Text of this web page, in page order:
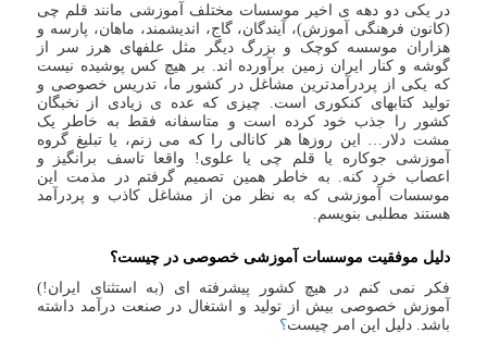
در یکی دو دهه ی اخیر موسسات مختلف آموزشی مانند قلم چی
(کانون فرهنگی آموزش)، آیندگان، گاج، اندیشمند، ماهان، پارسه و
هزاران موسسه کوچک و بزرگ دیگر مثل علفهای هرز سر از
گوشه و کنار ایران زمین برآورده اند. بر هیچ کس پوشیده نیست
که یکی از پردرآمدترین مشاغل در کشور ما، تدریس خصوصی و
تولید کتابهای کنکوری است. چیزی که عده ی زیادی از نخبگان
کشور را جذب خود کرده است و متاسفانه فقط به خاطر یک
مشت دلار… این روزها هر کانالی را که می زنم، یا تبلیغ گروه
آموزشی جوکاره یا قلم چی یا علوی! واقعا تاسف برانگیز و
اعصاب خرد کنه. به خاطر همین تصمیم گرفتم در مذمت این
موسسات آموزشی که به نظر من از مشاغل کاذب و پردرآمد
هستند مطلبی بنویسم.
دلیل موفقیت موسسات آموزشی خصوصی در چیست؟
فکر نمی کنم در هیچ کشور پیشرفته ای (به استثنای ایران!)
آموزش خصوصی بیش از تولید و اشتغال در صنعت درآمد داشته
باشد. دلیل این امر چیست؟